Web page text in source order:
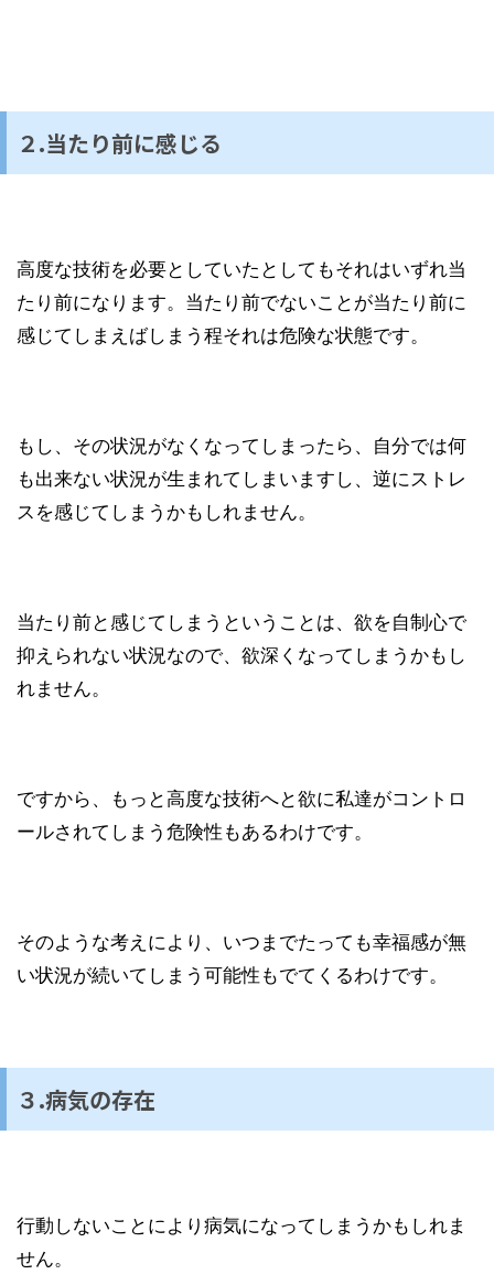
２.当たり前に感じる
高度な技術を必要としていたとしてもそれはいずれ当
たり前になります。当たり前でないことが当たり前に
感じてしまえばしまう程それは危険な状態です。
もし、その状況がなくなってしまったら、自分では何
も出来ない状況が生まれてしまいますし、逆にストレ
スを感じてしまうかもしれません。
当たり前と感じてしまうということは、欲を自制心で
抑えられない状況なので、欲深くなってしまうかもし
れません。
ですから、もっと高度な技術へと欲に私達がコントロ
ールされてしまう危険性もあるわけです。
そのような考えにより、いつまでたっても幸福感が無
い状況が続いてしまう可能性もでてくるわけです。
３.病気の存在
行動しないことにより病気になってしまうかもしれま
せん。